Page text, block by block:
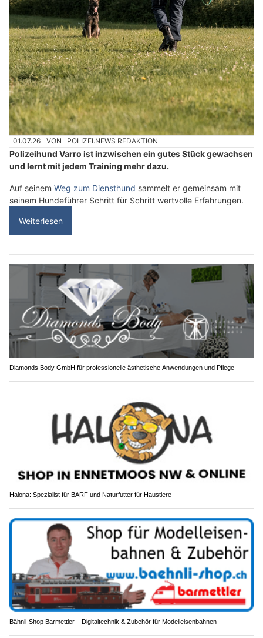
01.07.26 VON POLIZEI.NEWS REDAKTION
Polizeihund Varro ist inzwischen ein gutes Stück gewachsen
und lernt mit jedem Training mehr dazu.
Auf seinem Weg zum Diensthund sammelt er gemeinsam mit
seinem Hundeführer Schritt für Schritt wertvolle Erfahrungen.
Weiterlesen
Diamonds Body GmbH für professionelle ästhetische Anwendungen und Pflege
Halona: Spezialist für BARF und Naturfutter für Haustiere
Bähnli-Shop Barmettler – Digitaltechnik & Zubehör für Modelleisenbahnen